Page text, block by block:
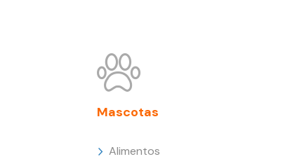
Mascotas
Alimentos